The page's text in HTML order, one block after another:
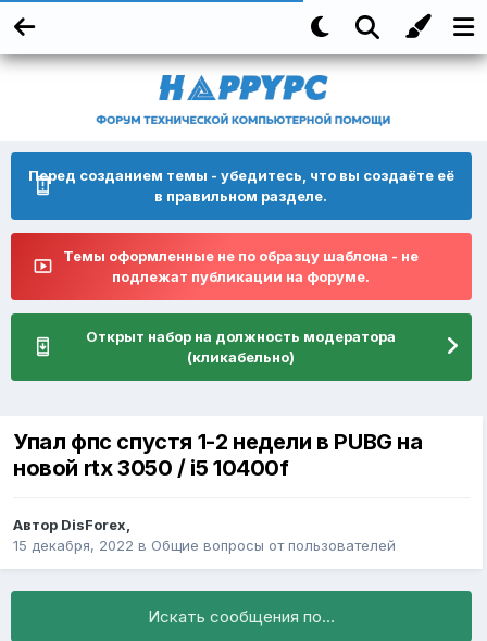
Перед созданием темы - убедитесь, что вы создаёте её
в правильном разделе.
Темы оформленные не по образцу шаблона - не
подлежат публикации на форуме.
Открыт набор на должность модератора
(кликабельно)
Упал фпс спустя 1-2 недели в PUBG на
новой rtx 3050 / i5 10400f
Автор DisForex,
15 декабря, 2022 в Общие вопросы от пользователей
Искать сообщения по...